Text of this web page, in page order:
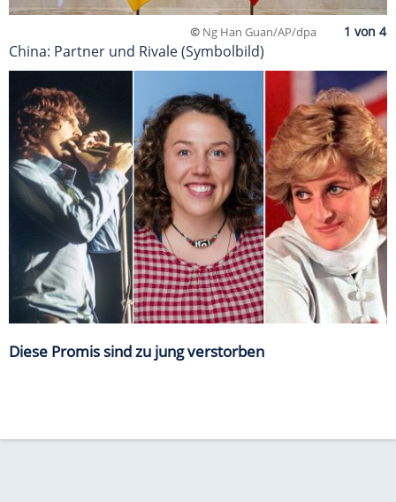
© Ng Han Guan/AP/dpa
China: Partner und Rivale (Symbolbild)
Diese Promis sind zu jung verstorben